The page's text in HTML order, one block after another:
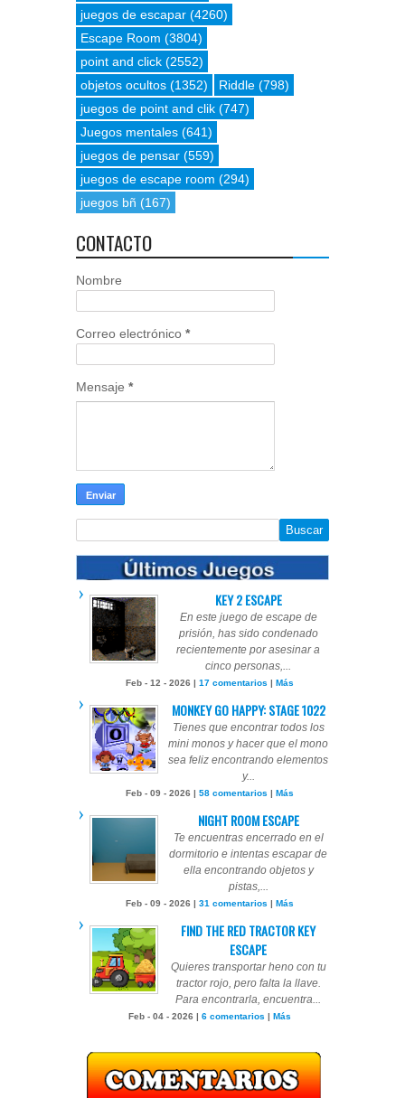
juegos de escapar (4260)
Escape Room (3804)
point and click (2552)
objetos ocultos (1352) Riddle (798)
juegos de point and clik (747)
Juegos mentales (641)
juegos de pensar (559)
juegos de escape room (294)
juegos bñ (167)
CONTACTO
Nombre
Correo electrónico *
Mensaje *
KEY 2 ESCAPE
En este juego de escape de
prisión, has sido condenado
recientemente por asesinar a
cinco personas,...
Feb - 12 - 2026 | 17 comentarios Más
MONKEY GO HAPPY: STAGE 1022
Tienes que encontrar todos los
mini monos y hacer que el mono
sea feliz encontrando elementos
y...
Feb - 09 - 2026 | 58 comentarios Más
NIGHT ROOM ESCAPE
Te encuentras encerrado en el
dormitorio e intentas escapar de
ella encontrando objetos y
pistas,...
Feb - 09 - 2026 | 31 comentarios Más
FIND THE RED TRACTOR KEY
ESCAPE
Quieres transportar heno con tu
tractor rojo, pero falta la llave.
Para encontrarla, encuentra...
Feb - 04 - 2026 | 6 comentarios Más